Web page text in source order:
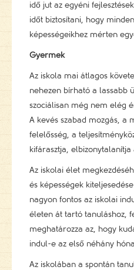
idő jut az egyéni
időt biztosítani, hogy
képességeikhez mérten
Gyermek
Az iskola mai átlagos
nehezen bírható a lassabb
szociálisan még nem elég
A kevés szabad mozgás, a
felelősség, a
kifárasztja,
Az iskolai élet
és képességek
nagyon fontos az iskolai
életen át tartó tanuláshoz,
meghatározza az, hogy
indul-e az első néhány
Az iskolában a spontán